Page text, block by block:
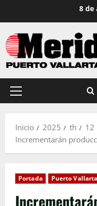
contenido
8 de
Menú
Inicio 2025 th
12
Incrementarán
Portada Puerto Vallarta